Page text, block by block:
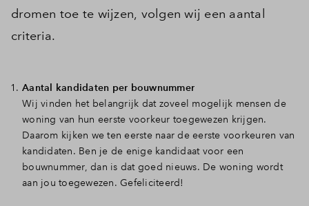
dromen toe te wijzen, volgen wij een aantal
criteria.
Aantal kandidaten per bouwnummer
Wij vinden het belangrijk dat zoveel mogelijk mensen de
woning van hun eerste voorkeur toegewezen krijgen.
Daarom kijken we ten eerste naar de eerste voorkeuren van
kandidaten. Ben je de enige kandidaat voor een
bouwnummer, dan is dat goed nieuws. De woning wordt
aan jou toegewezen. Gefeliciteerd!